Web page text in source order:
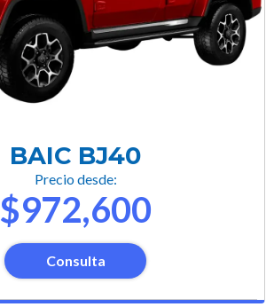
BAIC BJ40
Precio desde:
$972,600
Consulta